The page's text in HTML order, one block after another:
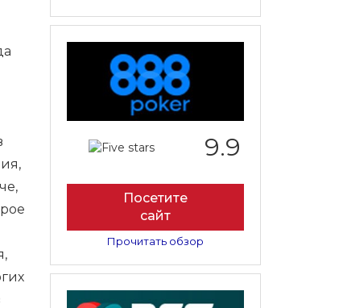
9.9
Посетите
сайт
Прочитать обзор